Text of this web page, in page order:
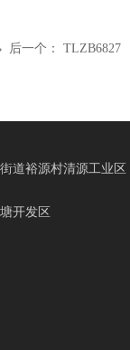
后一个： TLZB6827
道裕源村清源工业区
开发区